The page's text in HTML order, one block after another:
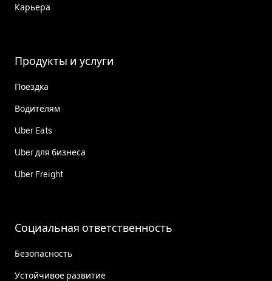
Карьера
Продукты и услуги
Поездка
Водителям
Uber Eats
Uber для бизнеса
Uber Freight
Социальная ответственность
Безопасность
Устойчивое развитие